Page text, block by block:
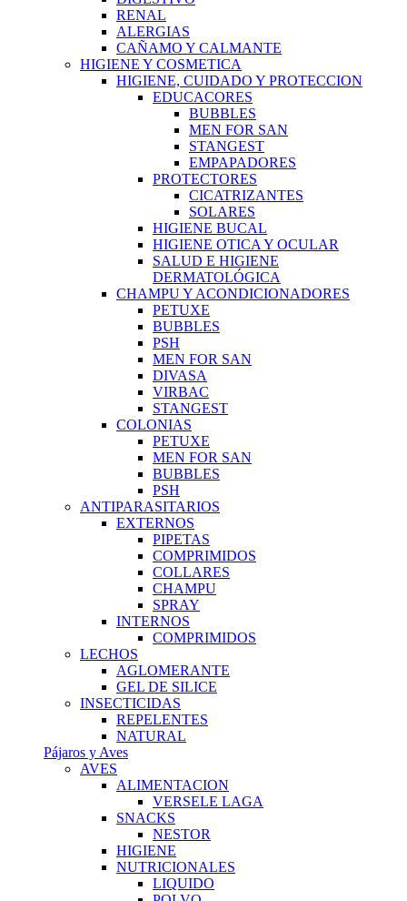
RENAL
ALERGIAS
CAÑAMO Y CALMANTE
HIGIENE Y COSMETICA
HIGIENE, CUIDADO Y PROTECCION
EDUCACORES
BUBBLES
MEN FOR SAN
STANGEST
EMPAPADORES
PROTECTORES
CICATRIZANTES
SOLARES
HIGIENE BUCAL
HIGIENE OTICA Y OCULAR
SALUD E HIGIENE
DERMATOLÓGICA
CHAMPU Y ACONDICIONADORES
PETUXE
BUBBLES
PSH
MEN FOR SAN
DIVASA
VIRBAC
STANGEST
COLONIAS
PETUXE
MEN FOR SAN
BUBBLES
PSH
ANTIPARASITARIOS
EXTERNOS
PIPETAS
COMPRIMIDOS
COLLARES
CHAMPU
SPRAY
INTERNOS
COMPRIMIDOS
LECHOS
AGLOMERANTE
GEL DE SILICE
INSECTICIDAS
REPELENTES
NATURAL
Pájaros y Aves
AVES
ALIMENTACION
VERSELE LAGA
SNACKS
NESTOR
HIGIENE
NUTRICIONALES
LIQUIDO